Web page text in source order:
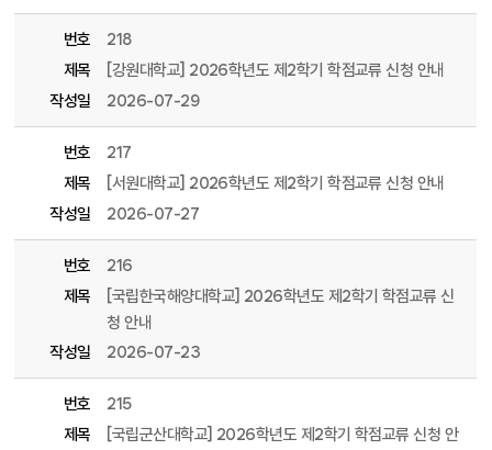
번호
218
제목
[강원대학교] 2026학년도 제2학기 학점교류 신청 안내
작성일
2026-07-29
번호
217
제목
[서원대학교] 2026학년도 제2학기 학점교류 신청 안내
작성일
2026-07-27
번호
216
제목
[국립한국해양대학교] 2026학년도 제2학기 학점교류 신
청 안내
작성일
2026-07-23
번호
215
제목
[국립군산대학교] 2026학년도 제2학기 학점교류 신청 안